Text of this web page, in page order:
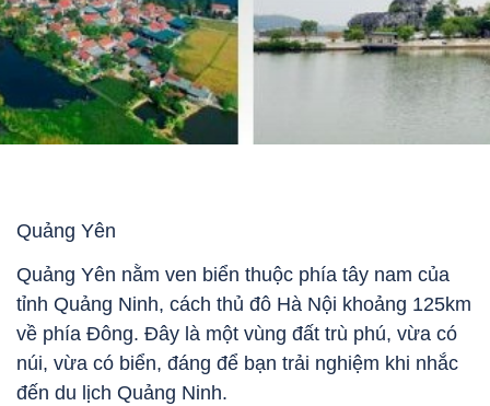
Quảng Yên
Quảng Yên nằm ven biển thuộc phía tây nam của
tỉnh Quảng Ninh, cách thủ đô Hà Nội khoảng 125km
về phía Đông. Đây là một vùng đất trù phú, vừa có
núi, vừa có biển, đáng để bạn trải nghiệm khi nhắc
đến du lịch Quảng Ninh.